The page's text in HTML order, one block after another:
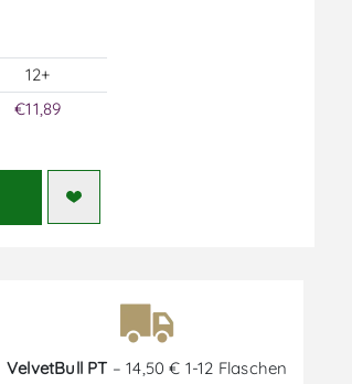
12+
€11,89
VelvetBull PT – 14,50 € 1-12 Flaschen